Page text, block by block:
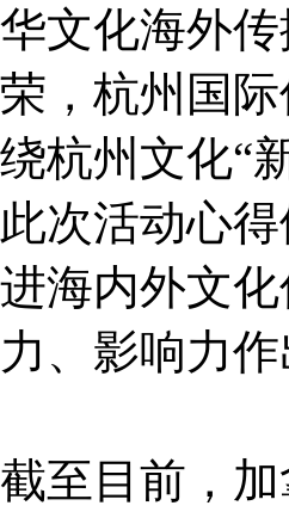
华文化海外
荣，杭州国
绕杭州文化“
此次活动心
进海内外文
力、影响力
截至目前，